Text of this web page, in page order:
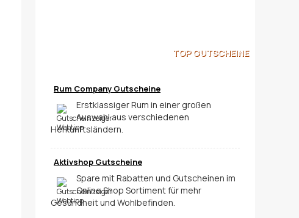
TOPGUTSCHEINE
Rum Company Gutscheine
Erstklassiger Rum in einer großen
Auswahl aus verschiedenen
Herkunftsländern.
Aktivshop Gutscheine
Spare mit Rabatten und Gutscheinen im
Online Shop Sortiment für mehr
Gesundheit und Wohlbefinden.